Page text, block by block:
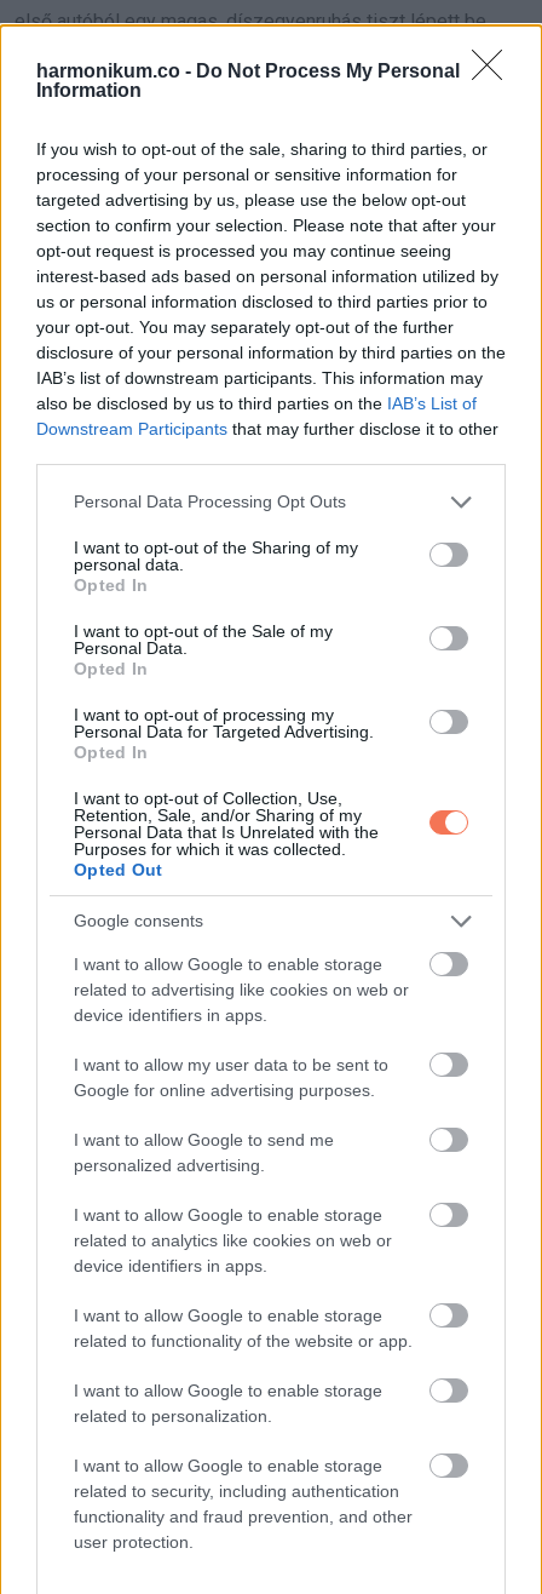
harmonikum.co - Do Not Process My Personal
Information
If you wish to opt-out of the sale, sharing to third parties, or
processing of your personal or sensitive information for
targeted advertising by us, please use the below opt-out
section to confirm your selection. Please note that after your
opt-out request is processed you may continue seeing
interest-based ads based on personal information utilized by
us or personal information disclosed to third parties prior to
your opt-out. You may separately opt-out of the further
disclosure of your personal information by third parties on the
IAB’s list of downstream participants. This information may
also be disclosed by us to third parties on the IAB’s List of
Downstream Participants that may further disclose it to other
Please note that this website/app uses one or more Google
not limited to your visit or usage behaviour. You may click to
grant or deny consent to Google and its third-party tags to
use your data for below specified purposes in below Google
consent section.
Personal Data Processing Opt Outs
I want to opt-out of the Sharing of my
personal data.
Opted In
I want to opt-out of the Sale of my
Personal Data.
Opted In
I want to opt-out of processing my
Personal Data for Targeted Advertising.
Opted In
I want to opt-out of Collection, Use,
Retention, Sale, and/or Sharing of my
Personal Data that Is Unrelated with the
Purposes for which it was collected.
Opted Out
Google consents
I want to allow Google to enable storage
related to advertising like cookies on web or
device identifiers in apps.
I want to allow my user data to be sent to
Google for online advertising purposes.
I want to allow Google to send me
personalized advertising.
I want to allow Google to enable storage
related to analytics like cookies on web or
device identifiers in apps.
I want to allow Google to enable storage
related to functionality of the website or app.
I want to allow Google to enable storage
related to personalization.
I want to allow Google to enable storage
related to security, including authentication
functionality and fraud prevention, and other
user protection.
első autóból egy magas, díszegyenruhás tiszt lépett be,
„Jenny nevű hölgyet keresünk,” mondta az officer, és
leemelte a sapkáját.
„Én vagyok,” felelte Jenny, letéve a kávéskannát.
„David Reeves ezredes vagyok” A zsebéből egy borítékot
vett elő. „Egy beosztottam kérését teljesítem.”
Rövid csend után hozzátette. „A fiú, akit etetett, Adam
Jenny levegője elakadt.
„Adam jól van?”
„Most a nagyszüleinél lakik,” bólintott az ezredes.
„Hónapokon át járt ide reggelente, míg az apja bevetésen
Adam egyedül boldogult. Félt segítséget kérni, és túl
büszke volt.”
Az ezredes hangja meglágyult. „Törzsőrmester Thompson
két hónapja elesett Afganisztánban. Az utolsó levelében ezt
írta: ‘Ha bármi történne velem, köszönjék meg annak a nőnek
a bisztróban, aki etette a fiamat kérdések nélkül. Nem csak
egy gyereket lakatott jól. Méltóságot adott egy katona
fiának.’”
Jenny keze remegett, amikor átvette a levelet. A könnyei
folytak.
Az ezredes tisztelgett. A vele érkezett katonák is
felemelték a kezüket. A vendégek felálltak, és csöndben
tisztelegtek. Jenny, aki eddig láthatatlanul dolgozott, hirtelen
a figyelem középpontjába került. Tisztelet vette körül.
Egy város összezár
csúfolták, most dicsérték. A Rosie’s Diner zászlót és
„Foglalt azoknak, akik szolgálnak, és azoknak, akik várnak.”
Veteránok és katonacsaládok tértek be, kis üzeneteket,